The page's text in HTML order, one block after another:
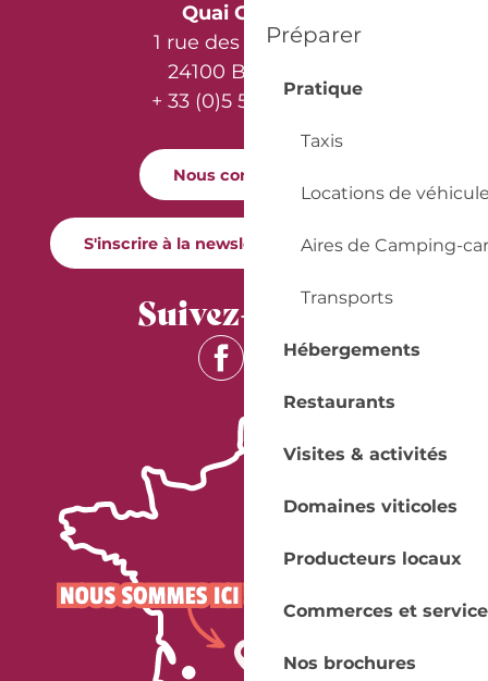
Préparer
Pratique
Taxis
Locations de
Aires de Camping-car
Transports
Hébergements
Restaurants
Visites & activités
Domaines viticoles
Producteurs locaux
Commerces et
Nos brochures
Quai Cyrano
1 rue des Récollets
24100 Bergerac
+ 33 (0)5 53 57 03 11
Nous contacter
S'inscrire à la newsletter Quai Cyrano
Suivez-nous !